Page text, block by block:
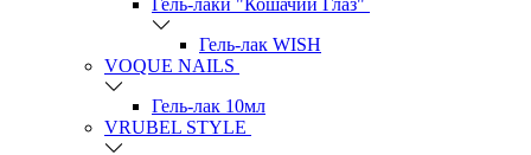
Гель-лак WISH
VOQUE NAILS
Гель-лак 10мл
VRUBEL STYLE